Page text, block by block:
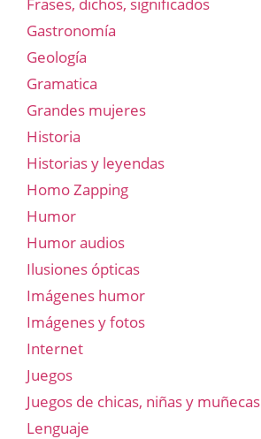
Gastronomía
Geología
Gramatica
Grandes mujeres
Historia
Historias y leyendas
Homo Zapping
Humor
Humor audios
Ilusiones ópticas
Imágenes humor
Imágenes y fotos
Internet
Juegos
Juegos de chicas, niñas y muñecas
Lenguaje